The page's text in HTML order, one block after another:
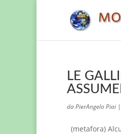
LE
daPierAngelo Piai
(metafora)